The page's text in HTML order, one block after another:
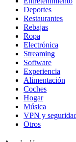
Deportes
Restaurantes
Rebajas
Ropa
Electrónica
Streaming
Software
Experiencia
Alimentación
Coches
Hogar
Música
VPN y
Otros